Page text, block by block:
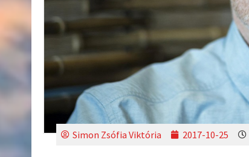
Simon Zsófia Viktória 2017-10-25